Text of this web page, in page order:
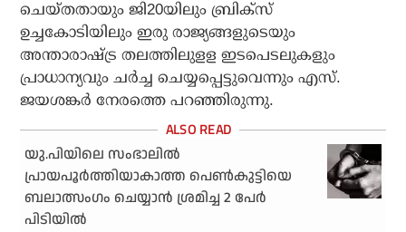
ചെയ്തതായും ജി20യിലും ബ്രിക്സ്
ഉച്ചകോടിയിലും ഇരു രാജ്യങ്ങളുടെയും
അന്താരാഷ്ട്ര തലത്തിലുളള ഇടപെടലുകളും
പ്രാധാന്യവും ചര്‍ച്ച ചെയ്യപ്പെട്ടുവെന്നും എസ്.
ജയശങ്കര്‍ നേരത്തെ പറഞ്ഞിരുന്നു.
യു.പിയിലെ സംഭാലിൽ
പ്രായപൂർത്തിയാകാത്ത പെൺകുട്ടിയെ
ബലാത്സംഗം ചെയ്യാൻ ശ്രമിച്ച 2 പേർ
പിടിയിൽ